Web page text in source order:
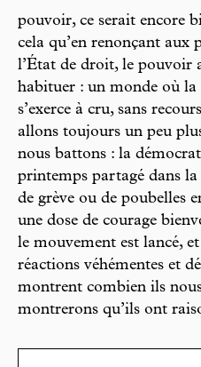
pouvoir, ce serait encore
cela qu’en renonçant aux
l’État de droit, le pouvoir
habituer : un monde où la
s’exerce à cru, sans
allons toujours un peu
nous battons : la
printemps partagé dans
de grève ou de poubelles
une dose de courage
le mouvement est lancé,
réactions véhémentes et
montrent combien ils
montrerons qu’ils ont